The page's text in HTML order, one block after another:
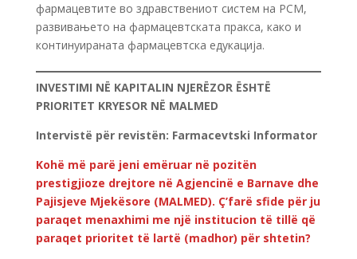
фармацевтите во здравствениот систем на РСМ,
развивањето на фармацевтската пракса, како и
континуираната фармацевтска едукација.
INVESTIMI NË KAPITALIN NJERËZOR ËSHTË
PRIORITET KRYESOR NË MALMED
Intervistë për revistën: Farmacevtski Informator
Kohë më parë jeni emëruar në pozitën
prestigjioze drejtore në Agjencinë e Barnave dhe
Pajisjeve Mjekësore (MALMED). Ç’farë sfide për ju
paraqet menaxhimi me një institucion të tillë që
paraqet prioritet të lartë (madhor) për shtetin?